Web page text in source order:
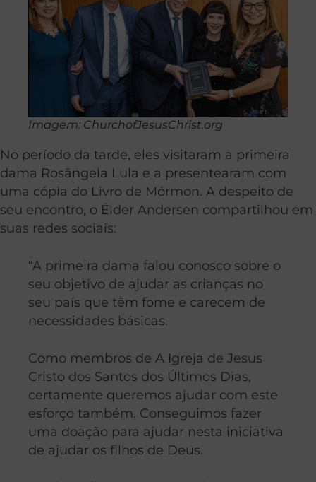
Imagem: ChurchofJesusChrist.org
No período da tarde, eles visitaram a primeira
dama Rosângela Lula e a presentearam com
uma cópia do Livro de Mórmon. A despeito de
seu encontro, o Élder Andersen compartilhou em
suas redes sociais:
“A primeira dama falou conosco sobre o
seu objetivo de ajudar as crianças no
seu país que têm fome e carecem de
necessidades básicas.
Como membros de A Igreja de Jesus
Cristo dos Santos dos Últimos Dias,
certamente queremos ajudar com este
esforço também. Conseguimos fazer
uma doação para ajudar nesta iniciativa
de ajudar os filhos de Deus.